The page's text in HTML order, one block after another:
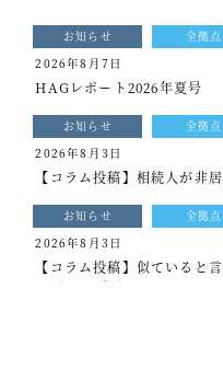
採用情報
メールマガジン登録
Twitter
Facebook
お知らせ 全拠点
2026年8月7日
HAGレポート2026年夏号
お知らせ 全拠点
2026年8月3日
【コラム投稿】相続人が非
お知らせ 全拠点
2026年8月3日
【コラム投稿】似ていると
ム[もっと光を]vol.339